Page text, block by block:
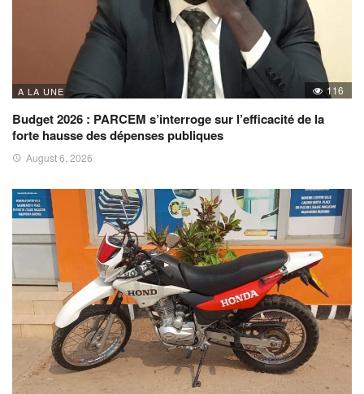
A LA UNE 116
Budget 2026 : PARCEM s’interroge sur l’efficacité de la
forte hausse des dépenses publiques
August 6, 2026